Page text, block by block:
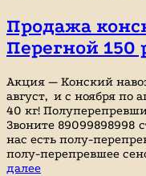
Продажа
Перегной 150
Акция — Конский
август, и с ноября по
40 кг!
Звоните 89099898998
нас есть полу-
полу-перепревшее
далееПродажа